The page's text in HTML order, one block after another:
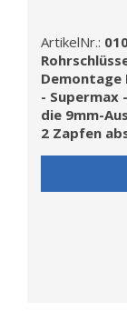
ArtikelNr.:
Demontage
- Supermax
die 9mm-
2 Zapfen